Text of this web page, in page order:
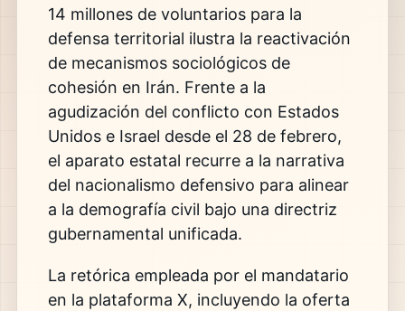
14 millones de voluntarios para la
defensa territorial ilustra la reactivación
de mecanismos sociológicos de
cohesión en Irán. Frente a la
agudización del conflicto con Estados
Unidos e Israel desde el 28 de febrero,
el aparato estatal recurre a la narrativa
del nacionalismo defensivo para alinear
a la demografía civil bajo una directriz
gubernamental unificada.
La retórica empleada por el mandatario
en la plataforma X, incluyendo la oferta